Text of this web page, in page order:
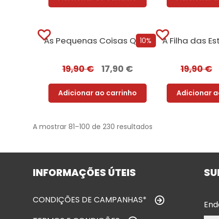
10%
As Pequenas Coisas Que Guardamos + Oferta O Livro da Saudade
19,90€ 17,90 €
Adicionar ao carrinho
19,90€
Adicionar
A mostrar 81–100 de 230 resultados
INFORMAÇÕES ÚTEIS
CONDIÇÕES DE CAMPANHAS*